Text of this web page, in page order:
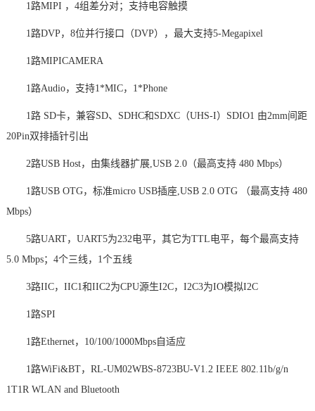
1路MIPI ， 4组差分对；支持电容触摸
1路DVP，8位并行接口（DVP），最大支持5-Megapixel
1路MIPICAMERA
1路Audio，支持1*MIC，1*Phone
1路 SD卡，兼容SD、SDHC和SDXC（UHS-I）SDIO1 由2mm间距
20Pin双排插针引出
2路USB Host，由集线器扩展,USB 2.0（最高支持 480 Mbps）
1路USB OTG，标准micro USB插座,USB 2.0 OTG （最高支持 480
Mbps）
5路UART，UART5为232电平，其它为TTL电平，每个最高支持
5.0 Mbps；4个三线，1个五线
3路IIC，IIC1和IIC2为CPU源生I2C，I2C3为IO模拟I2C
1路SPI
1路Ethernet，10/100/1000Mbps自适应
1路WiFi&BT，RL-UM02WBS-8723BU-V1.2 IEEE 802.11b/g/n
1T1R WLAN and Bluetooth